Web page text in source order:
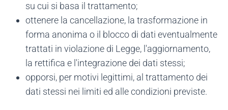
su cui si basa il trattamento;
ottenere la cancellazione, la trasformazione in
forma anonima o il blocco di dati eventualmente
trattati in violazione di Legge, l'aggiornamento,
la rettifica e l'integrazione dei dati stessi;
opporsi, per motivi legittimi, al trattamento dei
dati stessi nei limiti ed alle condizioni previste.